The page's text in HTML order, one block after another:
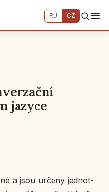
RU CZ
jazyce
a jsou určeny jed­not­